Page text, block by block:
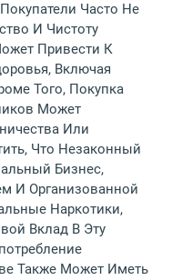
Часто Не
И Чистоту
Привести К
Включая
Того, Покупка
Может
Или
Что Незаконный
Бизнес,
И Организованной
Наркотики,
Вклад В Эту
Также Может Иметь